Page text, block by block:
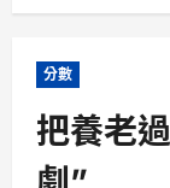
分數
把養老